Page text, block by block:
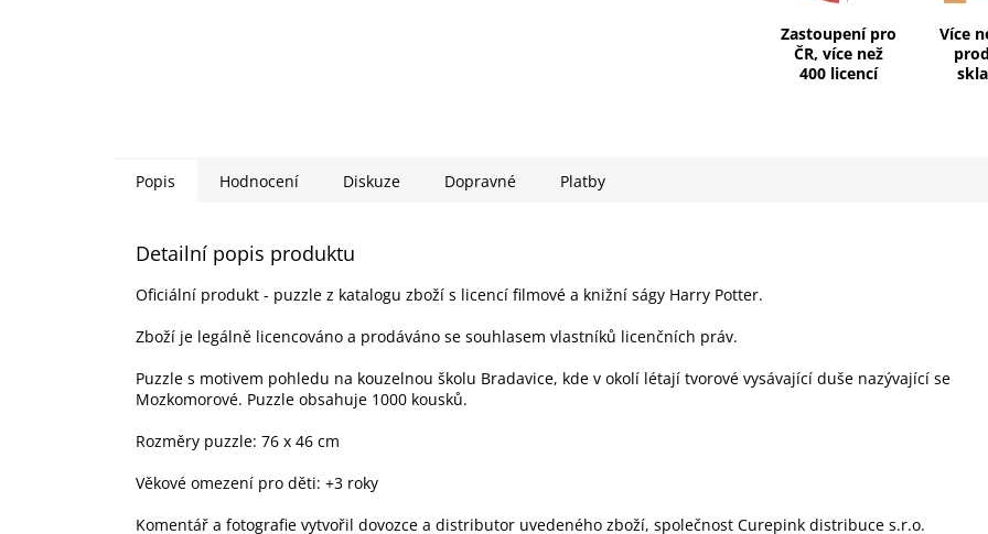
Zastoupení pro
ČR, více než
400 licencí
Více
Popis Hodnocení Diskuze Dopravné Platby
Detailní popis produktu
Oficiální produkt - puzzle z katalogu zboží s licencí filmové a knižní ságy Harry Potter.
Zboží je legálně licencováno a prodáváno se souhlasem vlastníků licenčních práv.
Puzzle s motivem pohledu na kouzelnou školu Bradavice, kde v okolí létají tvorové vysávající duše nazývající se
Mozkomorové. Puzzle obsahuje 1000 kousků.
Rozměry puzzle: 76 x 46 cm
Věkové omezení pro děti: +3 roky
Komentář a fotografie vytvořil dovozce a distributor uvedeného zboží, společnost Curepink distribuce s.r.o.